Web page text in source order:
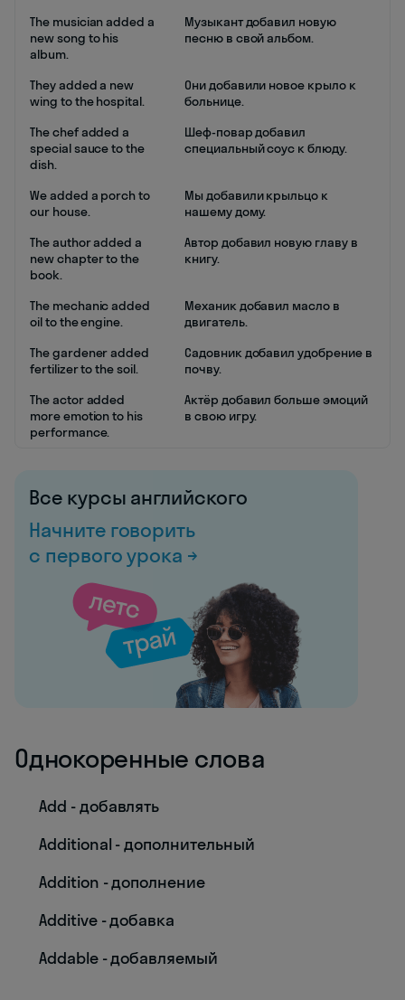
The musician added a
new song to his
album.
Музыкант добавил новую
песню в свой альбом.
They added a new
wing to the hospital.
Они добавили новое крыло к
больнице.
The chef added a
special sauce to the
dish.
Шеф-повар добавил
специальный соус к блюду.
We added a porch to
our house.
Мы добавили крыльцо к
нашему дому.
The author added a
new chapter to the
book.
Автор добавил новую главу в
книгу.
The mechanic added
oil to the engine.
Механик добавил масло в
двигатель.
The gardener added
fertilizer to the soil.
Садовник добавил удобрение в
почву.
The actor added
more emotion to his
performance.
Актёр добавил больше эмоций
в свою игру.
Все курсы английского
Начните говорить
с первого урока →
Однокоренные слова
Add - добавлять
Additional - дополнительный
Addition - дополнение
Additive - добавка
Addable - добавляемый